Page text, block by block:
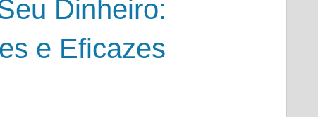
Dinheiro:
e Eficazes